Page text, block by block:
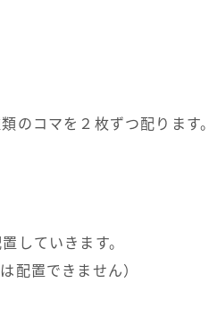
のコマを２枚ずつ配ります。
していきます。
配置できません）